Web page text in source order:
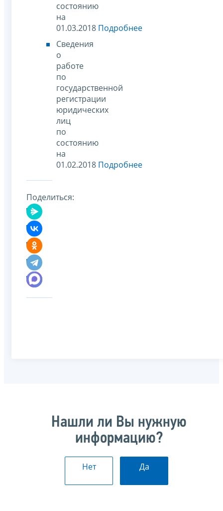
состоянию
на
01.03.2018 Подробнее
Сведения
о
работе
по
государственной
регистрации
юридических
лиц
по
состоянию
на
01.02.2018 Подробнее
Поделиться:
Нашли ли Вы нужную
информацию?
Нет Да